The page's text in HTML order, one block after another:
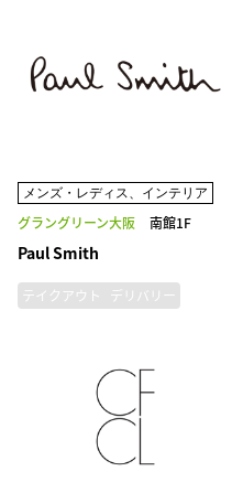
メンズ・レディス、インテリア
グラングリーン大阪 南館1F
Paul Smith
テイクアウト デリバリー